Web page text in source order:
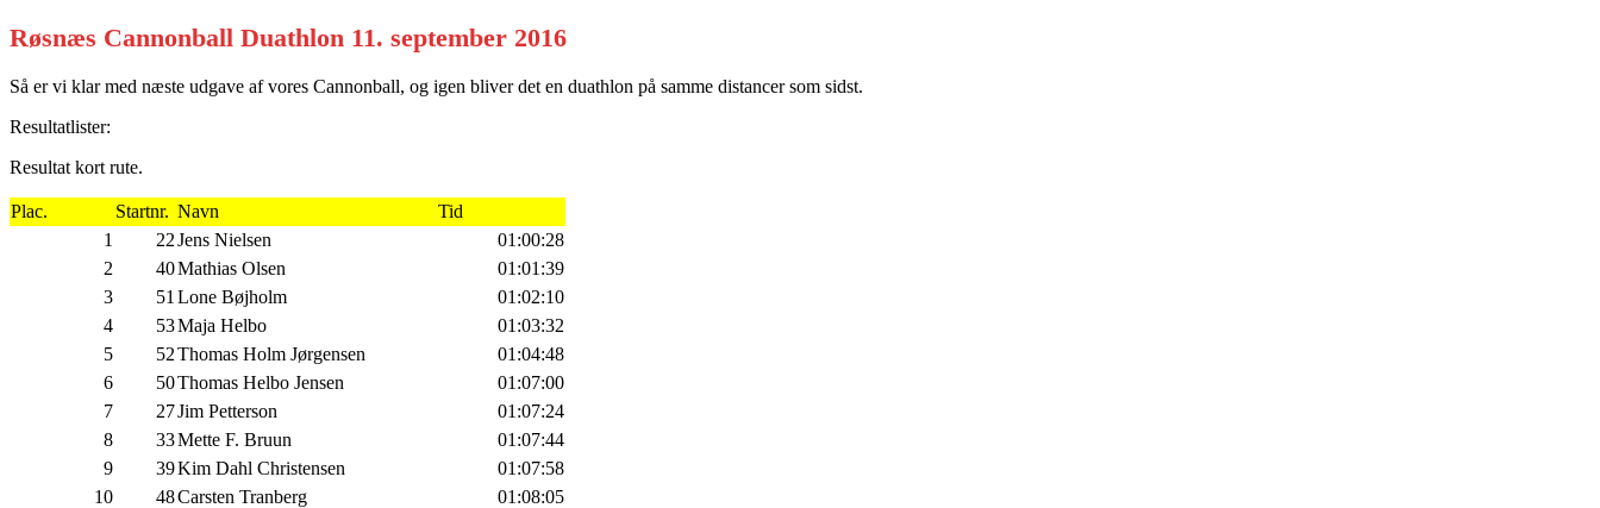
Røsnæs Cannonball Duathlon 11. september 2016
Så er vi klar med næste udgave af vores Cannonball, og igen bliver det en duathlon på samme distancer som sidst.
Resultatlister:
Resultat kort rute.
Plac. Startnr. Navn
Tid
1
22Jens Nielsen
01:00:28
2
40Mathias Olsen
01:01:39
3
51 Lone Bøjholm
01:02:10
4
53Maja Helbo
01:03:32
5
52Thomas Holm Jørgensen
01:04:48
6
50Thomas Helbo Jensen
01:07:00
7
27Jim Petterson
01:07:24
8
33Mette F. Bruun
01:07:44
9
39Kim Dahl Christensen
01:07:58
10
48Carsten Tranberg
01:08:05